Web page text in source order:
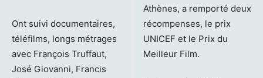
Ont suivi documentaires,
téléfilms, longs métrages
avec François Truffaut,
José Giovanni, Francis
Athènes, a remporté deux
récompenses, le prix
UNICEF et le Prix du
Meilleur Film.